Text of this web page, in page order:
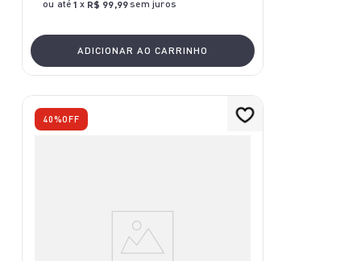
ou até 1 x R$ 99,99sem juros
ADICIONAR AO CARRINHO
40%OFF